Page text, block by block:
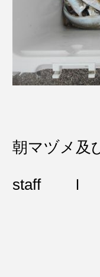
朝マヅメ及
staff Ｉ